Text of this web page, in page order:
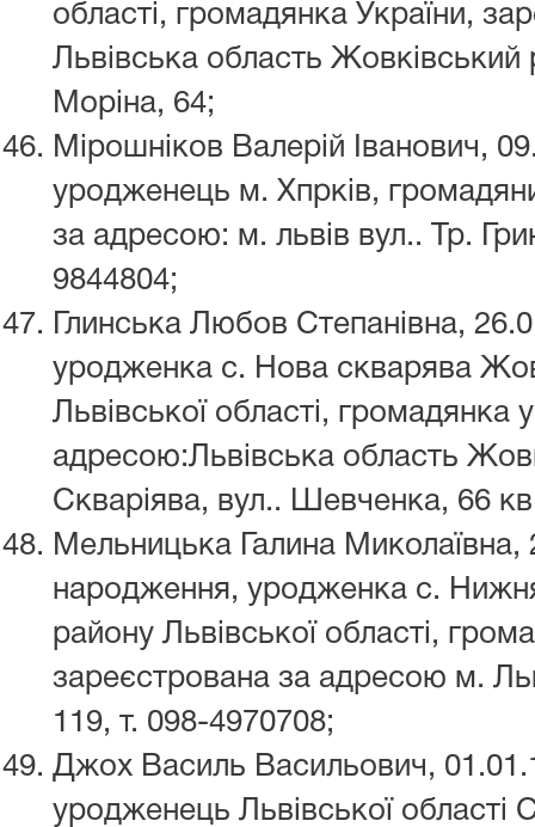
області, громадянка України,
Львівська область
Моріна, 64;
Мірошніков Валерій Іванович,
уродженець м. Хпрків,
за адресою: м. львів вул.. Тр.
9844804;
Глинська Любов Степанівна,
уродженка с. Нова скварява
Львівської області, громадянка
адресою:Львівська область
Скваріява, вул.. Шевченка, 66
Мельницька Галина Миколаївна,
народження, уродженка с.
району Львівської області,
зареєстрована за адресою м.
119, т. 098-4970708;
Джох Василь Васильович,
уродженець Львівської області